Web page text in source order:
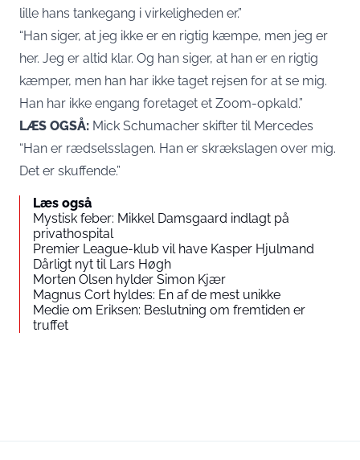
lille hans tankegang i virkeligheden er.”
“Han siger, at jeg ikke er en rigtig kæmpe, men jeg er
her. Jeg er altid klar. Og han siger, at han er en rigtig
kæmper, men han har ikke taget rejsen for at se mig.
Han har ikke engang foretaget et Zoom-opkald.”
LÆS OGSÅ: Mick Schumacher skifter til Mercedes
“Han er rædselsslagen. Han er skrækslagen over mig.
Det er skuffende.”
Læs også
Mystisk feber: Mikkel Damsgaard indlagt på
privathospital
Premier League-klub vil have Kasper Hjulmand
Dårligt nyt til Lars Høgh
Morten Olsen hylder Simon Kjær
Magnus Cort hyldes: En af de mest unikke
Medie om Eriksen: Beslutning om fremtiden er
truffet